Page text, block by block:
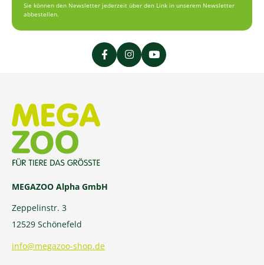
Sie können den Newsletter jederzeit über den Link in unserem Newsletter
abbestellen.
MEGAZOO Alpha GmbH
Zeppelinstr. 3
12529 Schönefeld
info@megazoo-shop.de